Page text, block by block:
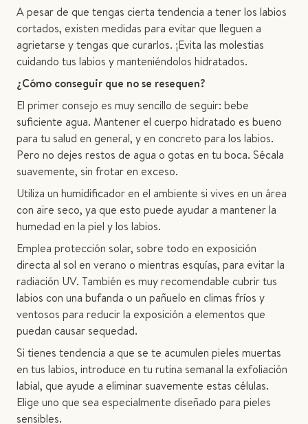
A pesar de que tengas cierta tendencia a tener los labios
cortados, existen medidas para evitar que lleguen a
agrietarse y tengas que curarlos. ¡Evita las molestias
cuidando tus labios y manteniéndolos hidratados.
¿Cómo conseguir que no se resequen?
El primer consejo es muy sencillo de seguir: bebe
suficiente agua. Mantener el cuerpo hidratado es bueno
para tu salud en general, y en concreto para los labios.
Pero no dejes restos de agua o gotas en tu boca. Sécala
suavemente, sin frotar en exceso.
Utiliza un humidificador en el ambiente si vives en un área
con aire seco, ya que esto puede ayudar a mantener la
humedad en la piel y los labios.
Emplea protección solar, sobre todo en exposición
directa al sol en verano o mientras esquías, para evitar la
radiación UV. También es muy recomendable cubrir tus
labios con una bufanda o un pañuelo en climas fríos y
ventosos para reducir la exposición a elementos que
puedan causar sequedad.
Si tienes tendencia a que se te acumulen pieles muertas
en tus labios, introduce en tu rutina semanal la exfoliación
labial, que ayude a eliminar suavemente estas células.
Elige uno que sea especialmente diseñado para pieles
sensibles.